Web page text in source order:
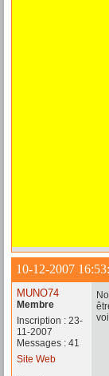
10-12-2007
MUNO74
Membre
Inscription : 23-
11-2007
Messages : 41
Site Web